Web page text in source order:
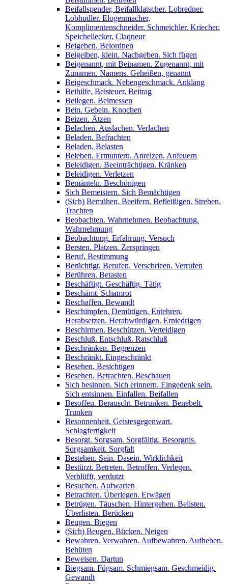
Beifallspender, Beifallklatscher. Lobredner.
Lobhudler. Elogenmacher,
Komplimentenschneider. Schmeichler. Kriecher.
Speichellecker. Claqneur
Beigeben. Beiordnen
Beigelben, klein. Nachgeben. Sich fügen
Beigenannt, mit Beinamen. Zugenannt, mit
Zunamen. Namens. Geheißen, genannt
Beigeschmack. Nebengeschmack. Anklang
Beihilfe. Beisteuer. Beitrag
Beilegen. Beimessen
Bein. Gebein. Knochen
Beizen. Ätzen
Belachen. Auslachen. Verlachen
Beladen. Befrachten
Beladen. Belasten
Beleben. Ermuntern. Anreizen. Anfeuern
Beleidigen. Beeinträchtigen. Kränken
Beleidigen. Verletzen
Bemänteln. Beschönigen
Sich Bemeistern. Sich Bemächtigen
(Sich) Bemühen. Beeifern. Befleißigen. Streben.
Trachten
Beobachten. Wahrnehmen. Beobachtung.
Wahrnehmung
Beobachtung. Erfahrung. Versuch
Bersten. Platzen. Zerspringen
Beruf. Bestimmung
Berüchtigt. Berufen. Verschrieen. Verrufen
Berühren. Betasten
Beschäftigt. Geschäftig. Tätig
Beschämt. Schamrot
Beschaffen. Bewandt
Beschimpfen. Demütigen. Entehren.
Herabsetzen. Herabwürdigen. Erniedrigen
Beschirmen. Beschützen. Verteidigen
Beschluß. Entschluß. Ratschluß
Beschränken. Begrenzen
Beschränkt. Eingeschränkt
Besehen. Besichtigen
Besehen. Betrachten. Beschauen
Sich besinnen. Sich erinnern. Eingedenk sein.
Sich entsinnen. Einfallen. Beifallen
Besoffen. Berauscht. Betrunken. Benebelt.
Trunken
Besonnenheit. Geistesgegenwart.
Schlagfertigkeit
Besorgt. Sorgsam. Sorgfältig. Besorgnis.
Sorgsamkeit. Sorgfalt
Bestehen. Sein. Dasein. Wirklichkeit
Bestürzt. Betreten. Betroffen. Verlegen.
Verblüfft, verdutzt
Besuchen. Aufwarten
Betrachten. Überlegen. Erwägen
Betrügen. Täuschen. Hintergehen. Belisten.
Überlisten. Berücken
Beugen. Biegen
(Sich) Beugen. Bücken. Neigen
Bewahren. Verwahren. Aufbewahren. Aufheben.
Behüten
Beweisen. Dartun
Biegsam. Fügsam. Schmiegsam. Geschmeidig.
Gewandt